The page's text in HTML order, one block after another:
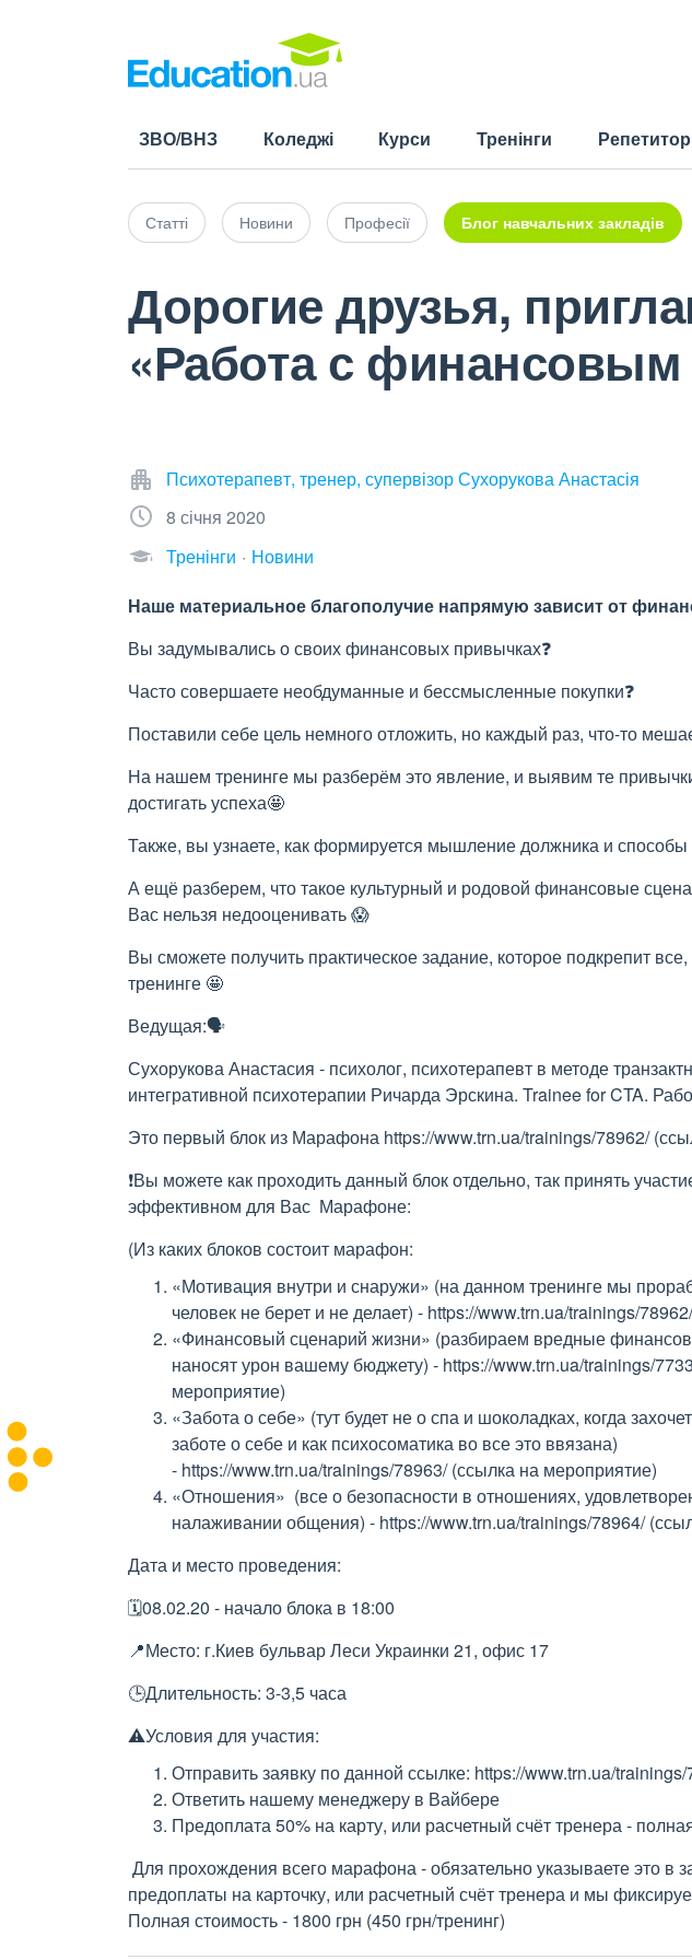
ЗВО/ВНЗ Коледжі Курси Тренінги
Статті Новини Професії Блог навчальних закладів
Дорогие друзья,
«Работа с
Психотерапевт, тренер, супервізор Сухорукова Анастасія
8 січня 2020
Тренінги
Новини
Наше материальное благополучие напрямую зависит от
Вы задумывались о своих финансовых привычках❓
Часто совершаете необдуманные и бессмысленные покупки❓
Поставили себе цель немного отложить, но каждый раз, что-то
На нашем тренинге мы разберём это явление, и выявим те
достигать успеха🤩
Также, вы узнаете, как формируется мышление должника и способы
А ещё разберем, что такое культурный и родовой финансовые
Вас нельзя недооценивать 😱
Вы сможете получить практическое задание, которое подкрепит
тренинге 🤩
Ведущая:🗣
Сухорукова Анастасия - психолог, психотерапевт в методе
интегративной психотерапии Ричарда Эрскина. Trainee for CTA.
Это первый блок из Марафона https://www.trn.ua/trainings/78962/
❗️Вы можете как проходить данный блок отдельно, так принять
эффективном для Вас Марафоне:
(Из каких блоков состоит марафон:
«Мотивация внутри и снаружи» (на данном тренинге мы
человек не берет и не делает) - https://www.trn.ua/trainings/
«Финансовый сценарий жизни» (разбираем вредные
наносят урон вашему бюджету) - https://www.trn.ua/trainings/
мероприятие)
«Забота о себе» (тут будет не о спа и шоколадках, когда
заботе о себе и как психосоматика во все это ввязана)
- https://www.trn.ua/trainings/78963/ (ссылка на мероприятие)
«Отношения» (все о безопасности в отношениях,
налаживании общения) - https://www.trn.ua/trainings/78964/
Дата и место проведения:
🗓08.02.20 - начало блока в 18:00
📍Место: г.Киев бульвар Леси Украинки 21, офис 17
🕒Длительность: 3-3,5 часа
⚠️Условия для участия:
Отправить заявку по данной ссылке: https://www.trn.ua/
Ответить нашему менеджеру в Вайбере
Предоплата 50% на карту, или расчетный счёт тренера -
Для прохождения всего марафона - обязательно указываете это в
предоплаты на карточку, или расчетный счёт тренера и мы
Полная стоимость - 1800 грн (450 грн/тренинг)